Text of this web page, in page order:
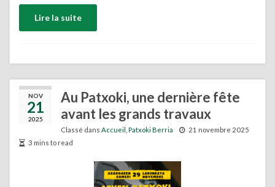
Lire la suite
NOV
21
2025
Au Patxoki, une dernière fête
avant les grands travaux
Classé dans Accueil Patxoki Berria
21 novembre 2025
3 mins to read